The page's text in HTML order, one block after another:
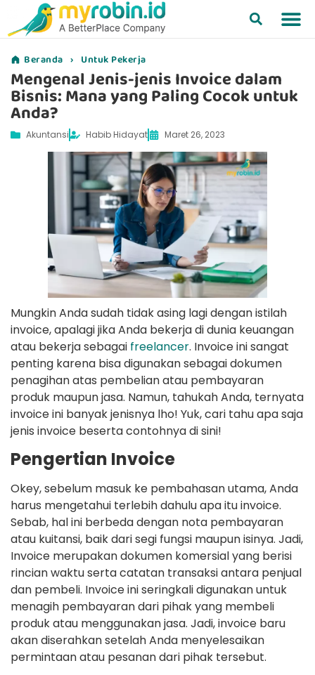
Beranda › Untuk Pekerja
Mengenal Jenis-jenis Invoice dalam
Bisnis: Mana yang Paling Cocok untuk
Anda?
Akuntansi Habib Hidayat Maret 26, 2023
Mungkin Anda sudah tidak asing lagi dengan istilah
invoice, apalagi jika Anda bekerja di dunia keuangan
atau bekerja sebagai freelancer. Invoice ini sangat
penting karena bisa digunakan sebagai dokumen
penagihan atas pembelian atau pembayaran
produk maupun jasa. Namun, tahukah Anda, ternyata
invoice ini banyak jenisnya lho! Yuk, cari tahu apa saja
jenis invoice beserta contohnya di sini!
Pengertian Invoice
Okey, sebelum masuk ke pembahasan utama, Anda
harus mengetahui terlebih dahulu apa itu invoice.
Sebab, hal ini berbeda dengan nota pembayaran
atau kuitansi, baik dari segi fungsi maupun isinya. Jadi,
Invoice merupakan dokumen komersial yang berisi
rincian waktu serta catatan transaksi antara penjual
dan pembeli. Invoice ini seringkali digunakan untuk
menagih pembayaran dari pihak yang membeli
produk atau menggunakan jasa. Jadi, invoice baru
akan diserahkan setelah Anda menyelesaikan
permintaan atau pesanan dari pihak tersebut.